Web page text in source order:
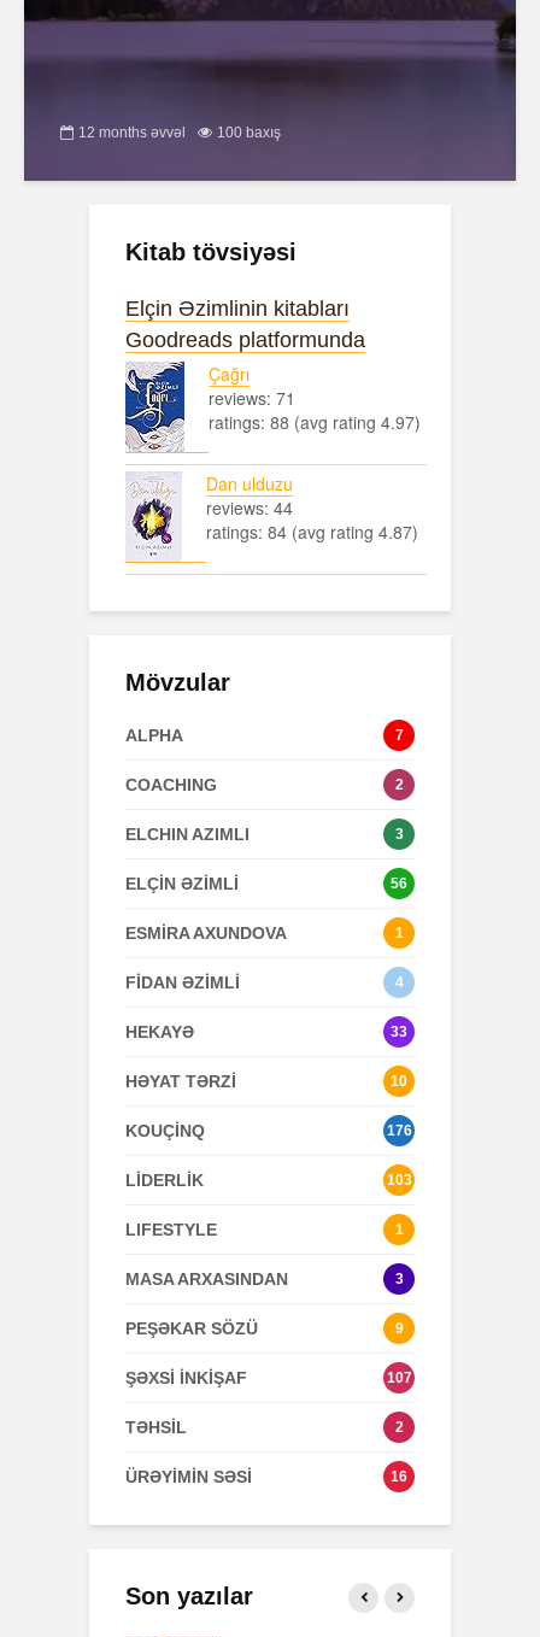
12 months əvvəl 100 baxış
Kitab tövsiyəsi
Elçin Əzimlinin kitabları
Goodreads platformunda
Çağrı
reviews: 71
ratings: 88 (avg rating 4.97)
Dan ulduzu
reviews: 44
ratings: 84 (avg rating 4.87)
Mövzular
ALPHA 7
COACHING 2
ELCHIN AZIMLI 3
ELÇİN ƏZİMLİ 56
ESMİRA AXUNDOVA 1
FİDAN ƏZİMLİ 4
HEKAYƏ 33
HƏYAT TƏRZİ 10
KOUÇİNQ 176
LİDERLİK 103
LIFESTYLE 1
MASA ARXASINDAN 3
PEŞƏKAR SÖZÜ 9
ŞƏXSİ İNKİŞAF 107
TƏHSİL 2
ÜRƏYİMİN SƏSİ 16
Son yazılar